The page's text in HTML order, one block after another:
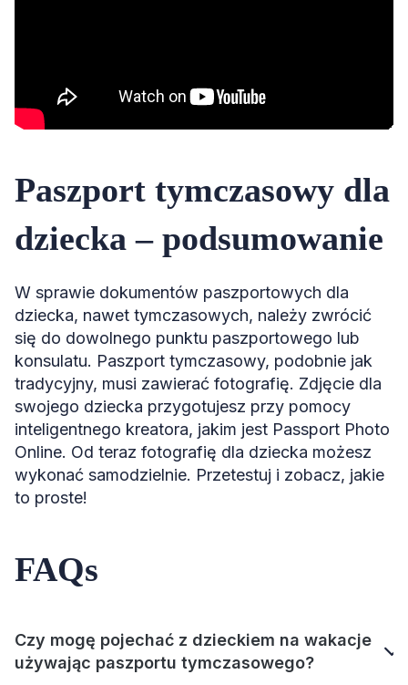
Paszport tymczasowy dla
dziecka – podsumowanie
W sprawie dokumentów paszportowych dla
dziecka, nawet tymczasowych, należy zwrócić
się do dowolnego punktu paszportowego lub
konsulatu. Paszport tymczasowy, podobnie jak
tradycyjny, musi zawierać fotografię. Zdjęcie dla
swojego dziecka przygotujesz przy pomocy
inteligentnego kreatora, jakim jest Passport Photo
Online. Od teraz fotografię dla dziecka możesz
wykonać samodzielnie. Przetestuj i zobacz, jakie
to proste!
FAQs
Czy mogę pojechać z dzieckiem na wakacje
używając paszportu tymczasowego?